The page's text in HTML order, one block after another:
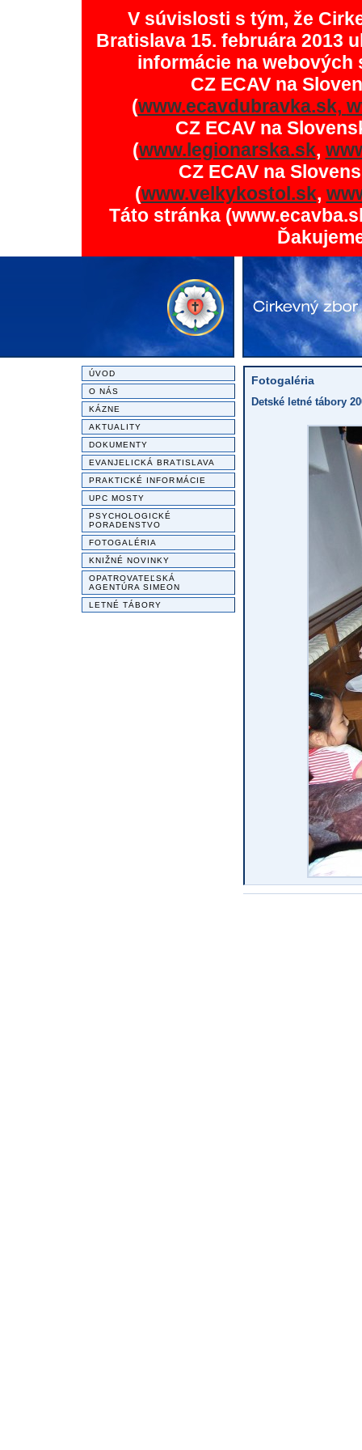
V súvislosti s tým, že
Bratislava 15. februára 2013
informácie na
CZ ECAV na
(www.ecavdubravka.sk,
CZ ECAV na
(www.legionarska.sk,
CZ ECAV na
(www.velkykostol.sk,
Táto stránka
ÚVOD
O NÁS
KÁZNE
AKTUALITY
DOKUMENTY
EVANJELICKÁ BRATISLAVA
PRAKTICKÉ INFORMÁCIE
UPC MOSTY
PSYCHOLOGICKÉ
PORADENSTVO
FOTOGALÉRIA
KNIŽNÉ NOVINKY
OPATROVATEĽSKÁ
AGENTÚRA SIMEON
LETNÉ TÁBORY
Fotogaléria
Detské letné tábory